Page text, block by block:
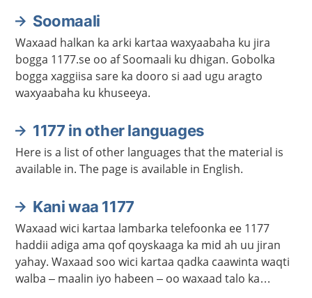
Soomaali
Waxaad halkan ka arki kartaa waxyaabaha ku jira
bogga 1177.se oo af Soomaali ku dhigan. Gobolka
bogga xaggiisa sare ka dooro si aad ugu aragto
waxyaabaha ku khuseeya.
1177 in other languages
Here is a list of other languages that the material is
available in. The page is available in English.
Kani waa 1177
Waxaad wici kartaa lambarka telefoonka ee 1177
haddii adiga ama qof qoyskaaga ka mid ah uu jiran
yahay. Waxaad soo wici kartaa qadka caawinta waqti
walba – maalin iyo habeen – oo waxaad talo ka